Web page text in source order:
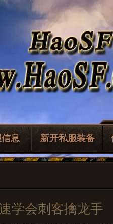
息 新开私服装备
学会刺客擒龙手